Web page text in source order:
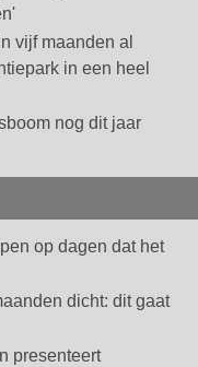
vijf maanden al
in een heel
nog dit jaar
op dagen dat het
dicht: dit gaat
presenteert